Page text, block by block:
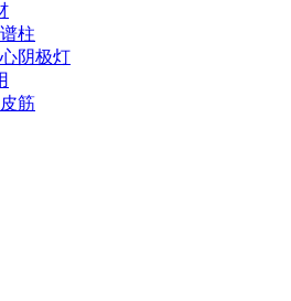
柱
阴极灯
筋